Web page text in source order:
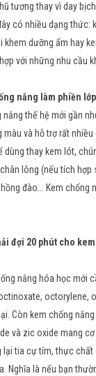
tương thay vì day
có nhiều dạng thức:
khem dưỡng ẩm hay
với những nhu cầu
nắng làm phiền
nắng thế hệ mới gần
màu và hỗ trợ rất nhiều
dùng thay kem lót,
lông (nếu tích
đào... Kem chống
đợi 20 phút cho
nắng hóa học mới
octorylene,
Còn kem chống
và zic oxide mang
lại tia cự tím, thực
Nghĩa là nếu bạn